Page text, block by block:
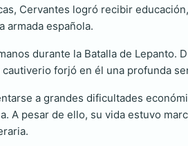
Cervantes logró recibir
armada española.
durante la Batalla de Lepanto.
forjó en él una profunda
a grandes dificultades
pesar de ello, su vida estuvo